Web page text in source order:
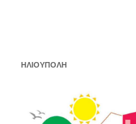
ΗΛΙΟΥΠΟΛΗ